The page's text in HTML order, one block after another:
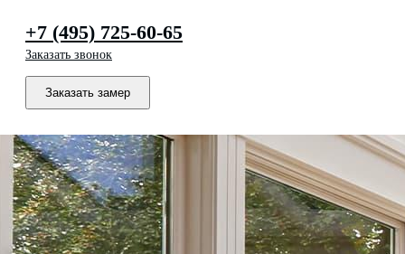
+7 (495) 725-60-65
Заказать звонок
Заказать замер